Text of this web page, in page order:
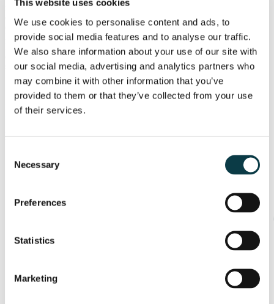
This website uses cookies
We use cookies to personalise content and ads, to
provide social media features and to analyse our traffic.
We also share information about your use of our site with
our social media, advertising and analytics partners who
may combine it with other information that you’ve
provided to them or that they’ve collected from your use
of their services.
Selection
Necessary
Preferences
Statistics
Marketing
metodă probabilistică în combinatorică, moving points, algebră liniară în
combinatorică, rădăcini primitive, transformări afine și proiective, grafuri
(neorientate) și resturi pătratice, în locul unor sesiuni de curscum ar fi:
Random Permutations, Probleme cu puteri perfecte, al doilea curs de
Inversiune simetrică, al patrulea curs de from Silver to Gold, etc. În
concluzie, recomand acest curs oricărui elev care se pregătește pentru baraje
și pentru competiții internaționale de matematică.
Aducem impreună, online, profesori de excepție și copii care pot și vor mai mult.
Rezultatul îl intuiți: performanță, încredere, căi deschise spre un viitor